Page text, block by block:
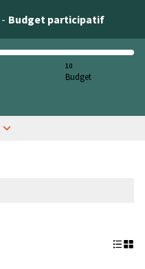
- Budget participatif
10
Budget